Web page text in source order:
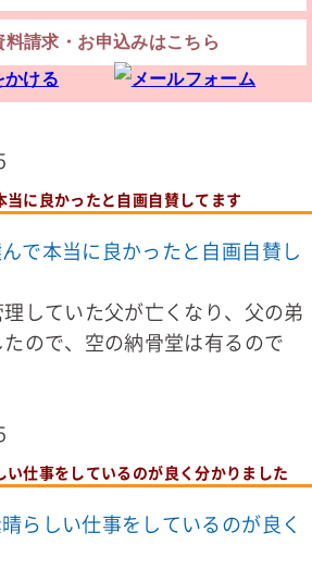
ましたが工程などの説明文も付
かったです。マイモリーも小
当に良かったと自画自賛してます
していた父が亡くなり、父の弟
ので、空の納骨堂は有るので
仕事をしているのが良く分かりました
料請求・お申込みはこちら